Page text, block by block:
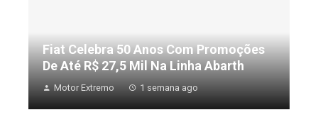
Fiat Celebra 50 Anos Com Promoções
De Até R$ 27,5 Mil Na Linha Abarth
Motor Extremo 1 semana ago